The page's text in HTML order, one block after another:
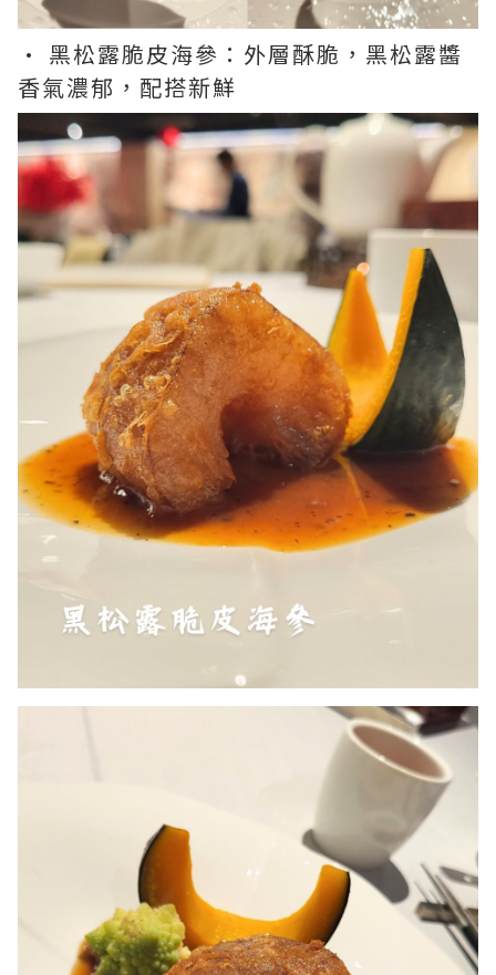
• 黑松露脆皮海參：外層酥脆，黑松露醬
香氣濃郁，配搭新鮮